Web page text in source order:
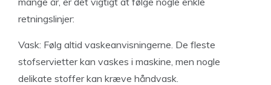
retningslinjer:
Vask: Følg altid vaskeanvisningerne. De fleste
stofservietter kan vaskes i maskine, men nogle
delikate stoffer kan kræve håndvask.